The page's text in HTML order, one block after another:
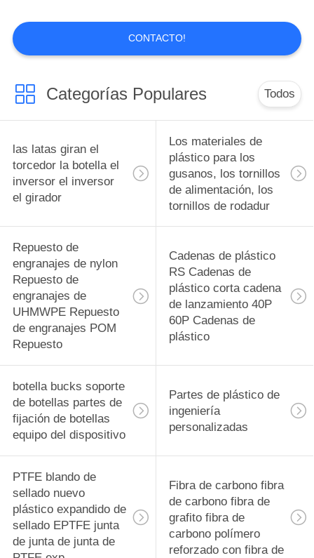
piezas de piezas de
accesorios
Pistones bujes de
rodamiento
Ingeniería Plásticos
pistones bujes de
rodamiento
6
PVDF Material de
precisión
Componentes
mecanizados CNC
29
Tecapeek CNC
PEEK Partes
mecanizadas,
componentes
mecanizados PEEK
CONTACTO!
Categorías Populares Todos
las latas giran el
torcedor la botella el
inversor el inversor
el girador
Los materiales de
plástico para los
gusanos, los tornillos
de alimentación, los
tornillos de rodadur
Repuesto de
engranajes de nylon
Repuesto de
engranajes de
UHMWPE Repuesto
de engranajes POM
Repuesto
Cadenas de plástico
RS Cadenas de
plástico corta cadena
de lanzamiento 40P
60P Cadenas de
plástico
botella bucks soporte
de botellas partes de
fijación de botellas
equipo del dispositivo
Partes de plástico de
ingeniería
personalizadas
PTFE blando de
sellado nuevo
plástico expandido de
sellado EPTFE junta
de junta de junta de
Fibra de carbono fibra
de carbono fibra de
grafito fibra de
carbono polímero
reforzado con fibra de